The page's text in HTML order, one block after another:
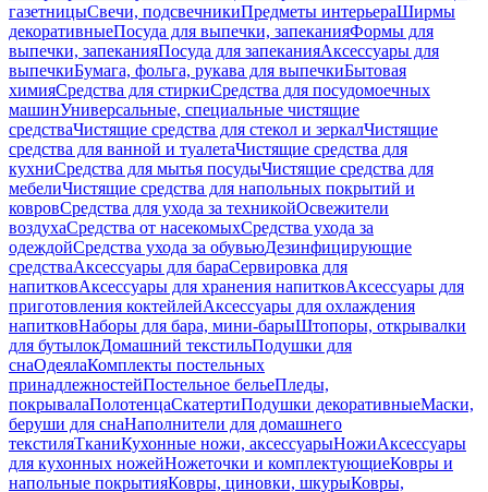
газетницыСвечи, подсвечникиПредметы интерьераШирмы
декоративныеПосуда для выпечки, запеканияФормы для
выпечки, запеканияПосуда для запеканияАксессуары для
выпечкиБумага, фольга, рукава для выпечкиБытовая
химияСредства для стиркиСредства для посудомоечных
машинУниверсальные, специальные чистящие
средстваЧистящие средства для стекол и зеркалЧистящие
средства для ванной и туалетаЧистящие средства для
кухниСредства для мытья посудыЧистящие средства для
мебелиЧистящие средства для напольных покрытий и
ковровСредства для ухода за техникойОсвежители
воздухаСредства от насекомыхСредства ухода за
одеждойСредства ухода за обувьюДезинфицирующие
средстваАксессуары для бараСервировка для
напитковАксессуары для хранения напитковАксессуары для
приготовления коктейлейАксессуары для охлаждения
напитковНаборы для бара, мини-барыШтопоры, открывалки
для бутылокДомашний текстильПодушки для
снаОдеялаКомплекты постельных
принадлежностейПостельное бельеПледы,
покрывалаПолотенцаСкатертиПодушки декоративныеМаски,
беруши для снаНаполнители для домашнего
текстиляТканиКухонные ножи, аксессуарыНожиАксессуары
для кухонных ножейНожеточки и комплектующиеКовры и
напольные покрытияКовры, циновки, шкурыКовры,